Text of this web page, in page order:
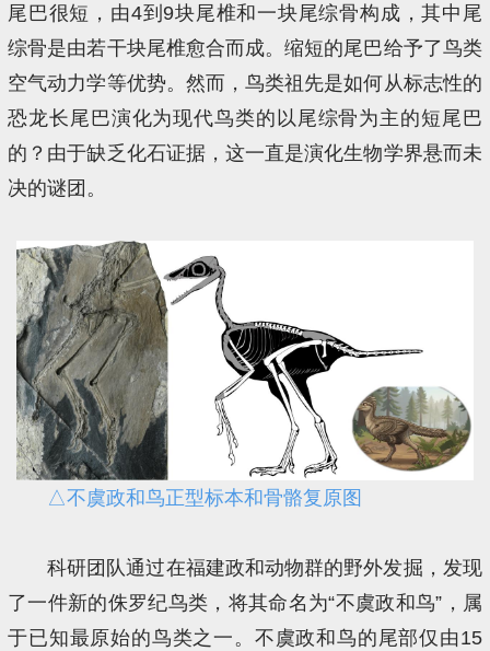
尾巴很短，由4到9块尾椎和一块尾综骨构成，其中尾
综骨是由若干块尾椎愈合而成。缩短的尾巴给予了鸟类
空气动力学等优势。然而，鸟类祖先是如何从标志性的
恐龙长尾巴演化为现代鸟类的以尾综骨为主的短尾巴
的？由于缺乏化石证据，这一直是演化生物学界悬而未
决的谜团。
△不虞政和鸟正型标本和骨骼复原图
科研团队通过在福建政和动物群的野外发掘，发现
了一件新的侏罗纪鸟类，将其命名为“不虞政和鸟”，属
于已知最原始的鸟类之一。不虞政和鸟的尾部仅由15